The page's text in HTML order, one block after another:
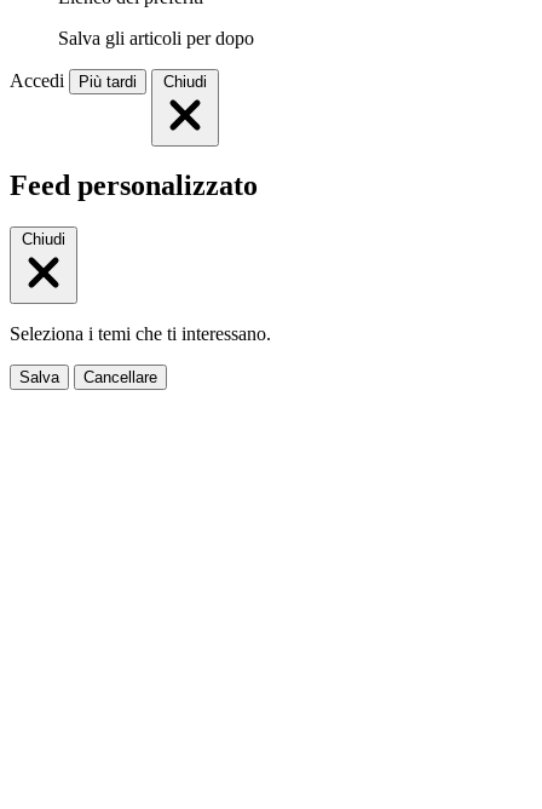
Salva gli articoli per dopo
Accedi Più tardi Chiudi
Feed personalizzato
Chiudi
Seleziona i temi che ti interessano.
Salva Cancellare